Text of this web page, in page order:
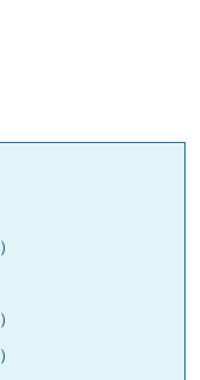
）
）
）